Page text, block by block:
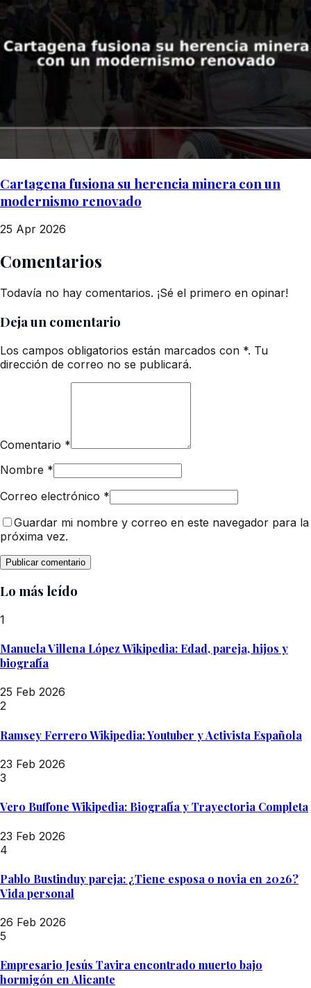
Cartagena fusiona su herencia minera con un
modernismo renovado
25 Apr 2026
Comentarios
Todavía no hay comentarios. ¡Sé el primero en opinar!
Deja un comentario
Los campos obligatorios están marcados con *. Tu
dirección de correo no se publicará.
Comentario *
Nombre *
Correo electrónico *
Guardar mi nombre y correo en este navegador para la
próxima vez.
Lo más leído
1
Manuela Villena López Wikipedia: Edad, pareja, hijos y
biografía
25 Feb 2026
2
Ramsey Ferrero Wikipedia: Youtuber y Activista Española
23 Feb 2026
3
Vero Buffone Wikipedia: Biografía y Trayectoria Completa
23 Feb 2026
4
Pablo Bustinduy pareja: ¿Tiene esposa o novia en 2026?
Vida personal
26 Feb 2026
5
Empresario Jesús Tavira encontrado muerto bajo
hormigón en Alicante